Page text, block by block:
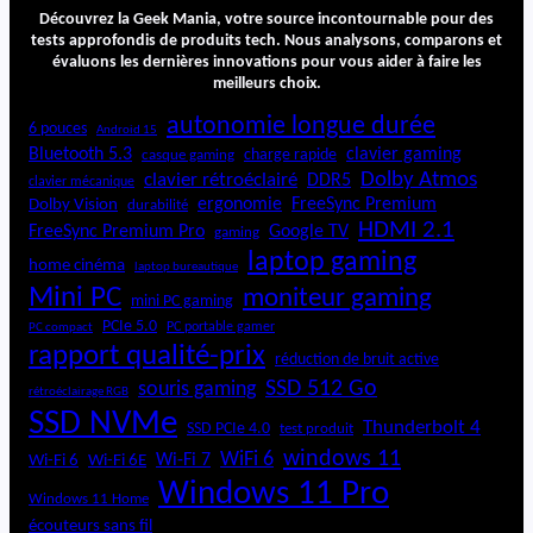
t
r
a
r
b
u
d
s
2
e
g
é
n
é
a
t
Découvrez la Geek Mania, votre source incontournable pour des
tests approfondis de produits tech. Nous analysons, comparons et
évaluons les dernières innovations pour vous aider à faire les
meilleurs choix.
6 pouces Android 15 autonomie longue durée
Bluetooth 5.3 casque gaming charge rapide clavier gaming
clavier mécanique clavier rétroéclairé DDR5 Dolby Atmos
Dolby Vision durabilité ergonomie
FreeSync Premium
FreeSync Premium Pro
gaming Google TV HDMI 2.1
home cinéma laptop bureautique laptop gaming
Mini PC mini PC gaming moniteur gaming
PC compact PCIe 5.0 PC portable gamer
rapport qualité-prix réduction de bruit active
rétroéclairage RGB souris gaming SSD 512 Go
SSD NVMe SSD PCIe 4.0 test produit Thunderbolt 4
Wi-Fi 6 Wi-Fi 6E Wi-Fi 7 WiFi 6 windows 11
Windows 11 Home Windows 11 Pro
écouteurs sans fil